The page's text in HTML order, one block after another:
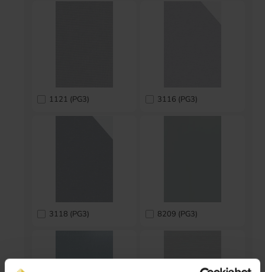
1121 (PG3) 3116 (PG3)
3118 (PG3) 8209 (PG3)